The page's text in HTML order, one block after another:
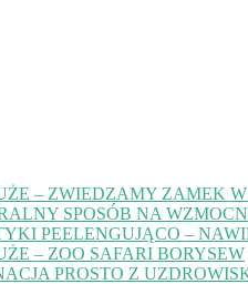
– ZWIEDZAMY ZAMEK
SPOSÓB NA
PEELENGUJĄCO –
– ZOO SAFARI BORYSEW
PROSTO Z